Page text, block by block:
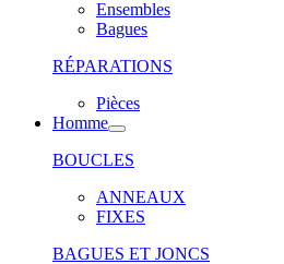
Ensembles
Bagues
RÉPARATIONS
Pièces
Homme
BOUCLES
ANNEAUX
FIXES
BAGUES ET JONCS